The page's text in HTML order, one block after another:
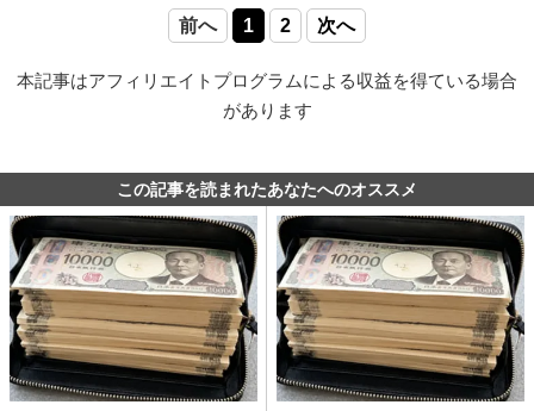
前へ 1 2 次へ
本記事はアフィリエイトプログラムによる収益を得ている場合
があります
この記事を読まれたあなたへのオススメ